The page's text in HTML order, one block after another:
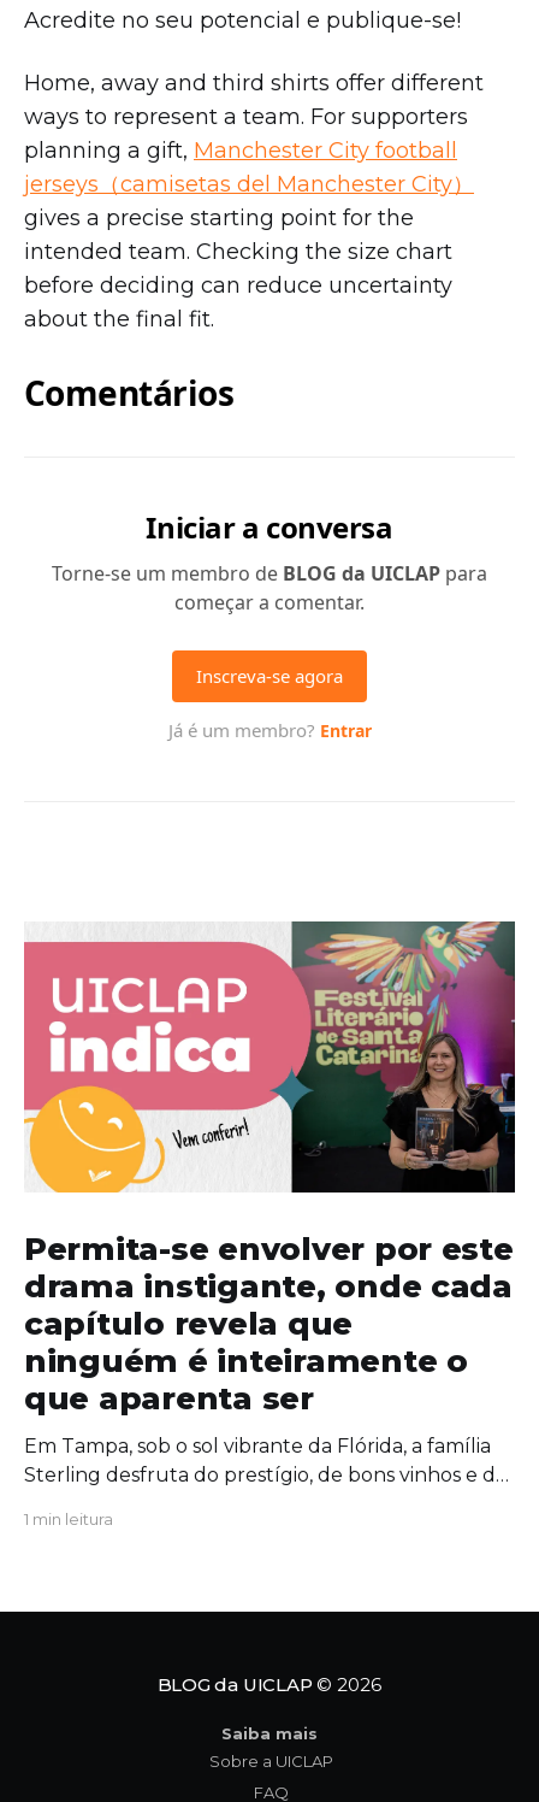
Acredite no seu potencial e publique-se!
Home, away and third shirts offer different
ways to represent a team. For supporters
planning a gift, Manchester City football
jerseys（camisetas del Manchester City）
gives a precise starting point for the
intended team. Checking the size chart
before deciding can reduce uncertainty
about the final fit.
Permita-se envolver por este
drama instigante, onde cada
capítulo revela que
ninguém é inteiramente o
que aparenta ser
Em Tampa, sob o sol vibrante da Flórida, a família
Sterling desfruta do prestígio, de bons vinhos e de
trás das portas fechadas da mansão, segredos
ressurge com um
1 min leitura
BLOG da UICLAP © 2026
Saiba mais
Sobre a UICLAP
FAQ